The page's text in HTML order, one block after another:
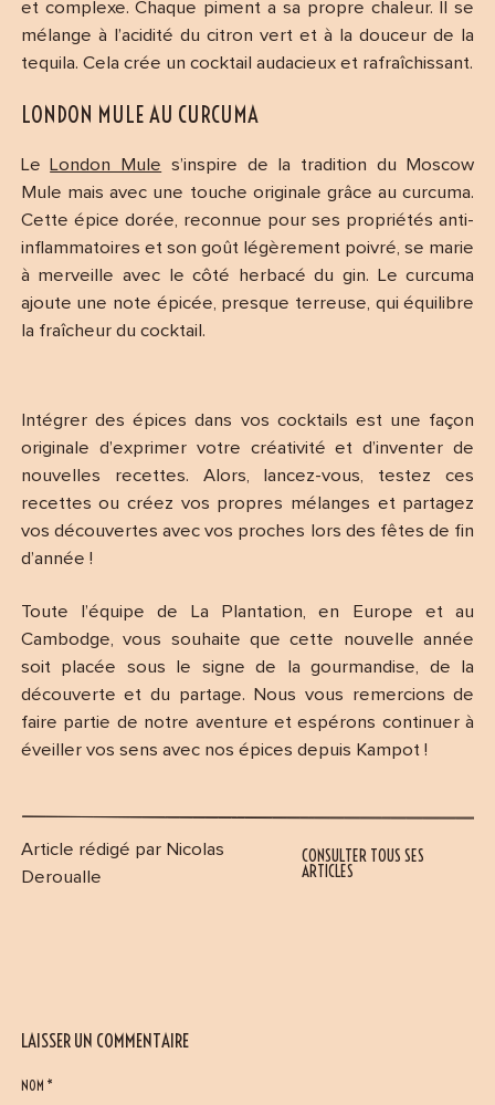
et complexe. Chaque piment a sa propre chaleur. Il se
mélange à l’acidité du citron vert et à la douceur de la
tequila. Cela crée un cocktail audacieux et rafraîchissant.
LONDON MULE AU CURCUMA
LeLondon Mule s’inspire de la tradition du Moscow
Mule mais avec une touche originale grâce au curcuma.
Cette épice dorée, reconnue pour ses propriétés anti-
inflammatoires et son goût légèrement poivré, se marie
à merveille avec le côté herbacé du gin. Le curcuma
ajoute une note épicée, presque terreuse, qui équilibre
la fraîcheur du cocktail.
Intégrer des épices dans vos cocktails est une façon
originale d’exprimer votre créativité et d’inventer de
nouvelles recettes. Alors, lancez-vous, testez ces
recettes ou créez vos propres mélanges et partagez
vos découvertes avec vos proches lors des fêtes de fin
d’année !
Toute l’équipe de La Plantation, en Europe et au
Cambodge, vous souhaite que cette nouvelle année
soit placée sous le signe de la gourmandise, de la
découverte et du partage. Nous vous remercions de
faire partie de notre aventure et espérons continuer à
éveiller vos sens avec nos épices depuis Kampot !
Article rédigé par Nicolas
Deroualle
CONSULTER TOUS SES
ARTICLES
LAISSER UN COMMENTAIRE
NOM *